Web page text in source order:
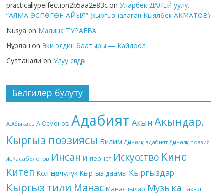
practicallyperfection2b5aa2e83c onУларбек ДАЛЕЙ уулу.
“АЛМА ӨСПӨГӨН АЙЫЛ” (кыргызчалаган Кыялбек АКМАТОВ)
Nusya on Мадина ТУРАЕВА
Нұрлан on Эки элдин баатыры — Кайдоол
Султанали onУлуу сөздөр
Белгилер булуту
А.Абыкаев А.Осмонов Адабият Акын Акындар.
Кыргыз поэзиясы Билим Дүйнөлүк адабият Дүйнөлүк поэзия
Ж.Касаболотов Инсан Интернет Искусство Кино
Китеп Кол өнөрчүлүк Кыргыз даамы Кыргыздар
Кыргыз тили Манас Манасчылар Музыка Накыл